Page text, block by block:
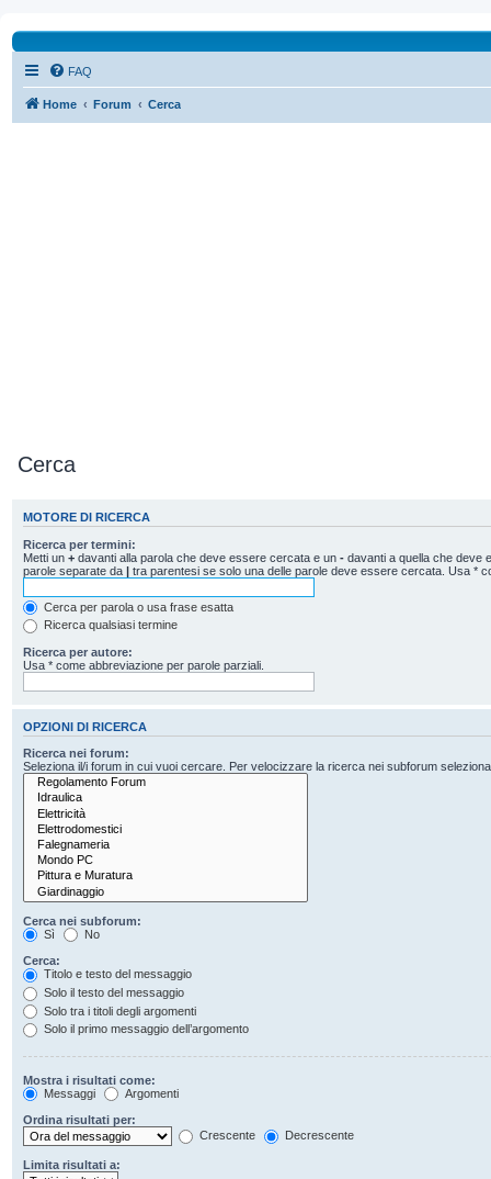
FAQ
Home Forum Cerca
Cerca
MOTORE DI RICERCA
Ricerca per termini:
Metti un + davanti alla parola che deve essere cercata e un - davanti a quella che deve
parole separate da | tra parentesi se solo una delle parole deve essere cercata. Usa *
Cerca per parola o usa frase esatta
Ricerca qualsiasi termine
Ricerca per autore:
Usa * come abbreviazione per parole parziali.
OPZIONI DI RICERCA
Ricerca nei forum:
Seleziona il/i forum in cui vuoi cercare. Per velocizzare la ricerca nei subforum
Cerca nei subforum:
Sì
No
Cerca:
Titolo e testo del messaggio
Solo il testo del messaggio
Solo tra i titoli degli argomenti
Solo il primo messaggio dell’argomento
Mostra i risultati come:
Messaggi
Argomenti
Ordina risultati per:
Crescente
Decrescente
Limita risultati a: